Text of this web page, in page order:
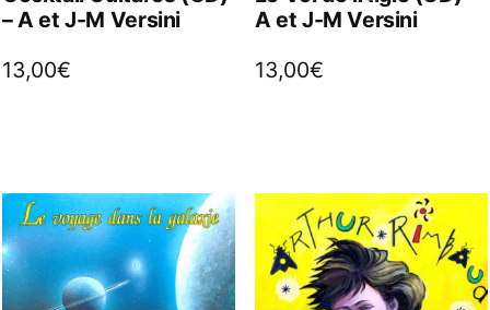
– A et J-M Versini
13,00€
A et J-M Versini
13,00€